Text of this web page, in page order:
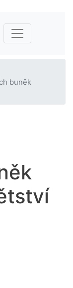
buněk